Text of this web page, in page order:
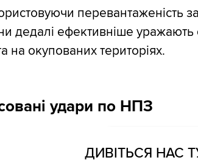
перевантаженість
дедалі ефективніше уражають
на окупованих територіях.
удари по НПЗ
ДИВІТЬСЯ НАС